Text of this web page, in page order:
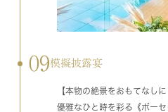
09模擬披露宴
【本物の絶景をおもてなし
優雅なひと時を彩る《ボー